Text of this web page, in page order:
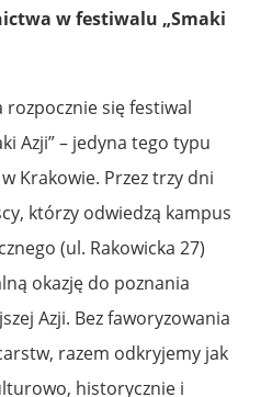
w festiwalu „Smaki
rozpocznie się festiwal
Azji” – jedyna tego typu
Krakowie. Przez trzy dni
którzy odwiedzą kampus
(ul. Rakowicka 27)
okazję do poznania
Azji. Bez faworyzowania
razem odkryjemy jak
historycznie i